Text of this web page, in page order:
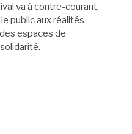
va à contre-courant,
public aux réalités
espaces de